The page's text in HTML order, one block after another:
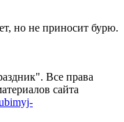
но не приносит бурю.
Все права
сайта